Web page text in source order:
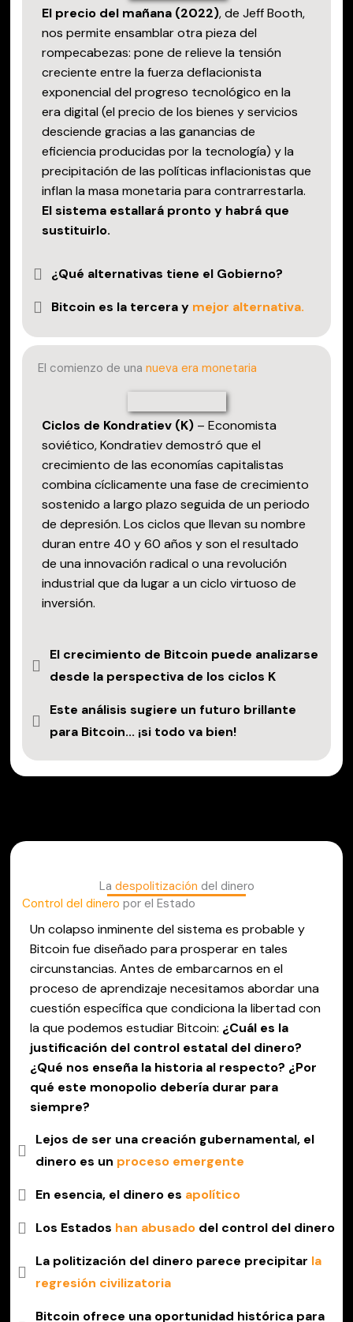
El precio del mañana (2022), de Jeff Booth,
nos permite ensamblar otra pieza del
rompecabezas: pone de relieve la tensión
creciente entre la fuerza deflacionista
exponencial del progreso tecnológico en la
era digital (el precio de los bienes y servicios
desciende gracias a las ganancias de
eficiencia producidas por la tecnología) y la
precipitación de las políticas inflacionistas que
inflan la masa monetaria para contrarrestarla.
El sistema estallará pronto y habrá que
sustituirlo.
¿Qué alternativas tiene el Gobierno?
Bitcoin es la tercera y mejor alternativa.
El comienzo de una nueva era monetaria
Ciclos de Kondratiev (K) – Economista
soviético, Kondratiev demostró que el
crecimiento de las economías capitalistas
combina cíclicamente una fase de crecimiento
sostenido a largo plazo seguida de un periodo
de depresión. Los ciclos que llevan su nombre
duran entre 40 y 60 años y son el resultado
de una innovación radical o una revolución
industrial que da lugar a un ciclo virtuoso de
inversión.
El crecimiento de Bitcoin puede analizarse
desde la perspectiva de los ciclos K
Este análisis sugiere un futuro brillante
para Bitcoin... ¡si todo va bien!
La despolitización del dinero
Control del dinero por el Estado
Un colapso inminente del sistema es probable y
Bitcoin fue diseñado para prosperar en tales
circunstancias. Antes de embarcarnos en el
proceso de aprendizaje necesitamos abordar una
cuestión específica que condiciona la libertad con
la que podemos estudiar Bitcoin: ¿Cuál es la
justificación del control estatal del dinero?
¿Qué nos enseña la historia al respecto? ¿Por
qué este monopolio debería durar para
siempre?
Lejos de ser una creación gubernamental, el
dinero es un proceso emergente
En esencia, el dinero es apolítico
Los Estados han abusado del control del dinero
La politización del dinero parece precipitar la
regresión civilizatoria
Bitcoin ofrece una oportunidad histórica para